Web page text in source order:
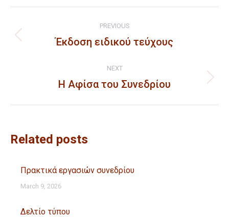
navigation
PREVIOUS
Previous
Έκδοση ειδικού τεύχους
NEXT
Next
Η Αφίσα του Συνεδρίου
Related posts
Πρακτικά εργασιών συνεδρίου
March 9, 2026
Δελτίο τύπου